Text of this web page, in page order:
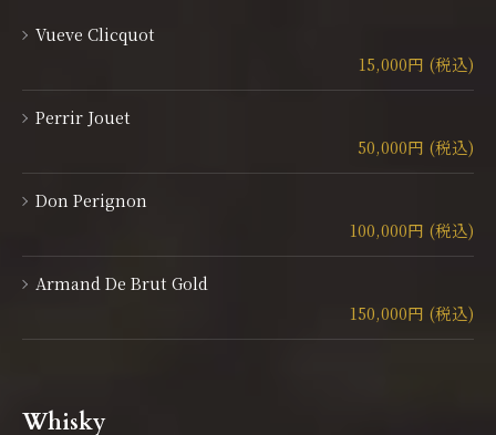
Vueve Clicquot
15,000円 (税込)
Perrir Jouet
50,000円 (税込)
Don Perignon
100,000円 (税込)
Armand De Brut Gold
150,000円 (税込)
Whisky